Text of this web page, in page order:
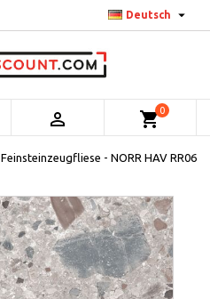
Deutsch 
 shopping_cart0
Feinsteinzeugfliese - NORR HAV RR06